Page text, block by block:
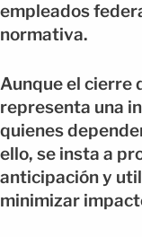
empleados
normativa.
Aunque el cierre
representa una
quienes
ello, se insta a
anticipación y
minimizar